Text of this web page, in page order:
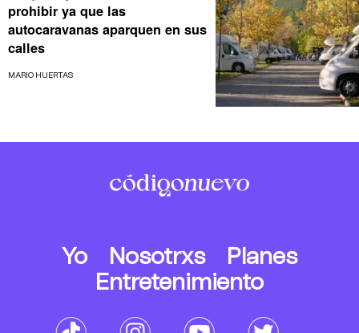
prohibir ya que las
autocaravanas aparquen en sus
calles
MARIO HUERTAS
Yo Nosotrxs
Planes
Entretenimiento